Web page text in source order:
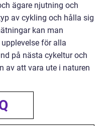
ägare njutning och
av cykling och hålla sig
kan man
för alla
på nästa cykeltur och
av att vara ute i naturen